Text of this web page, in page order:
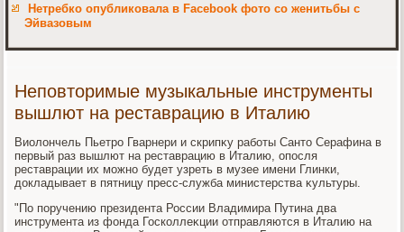
Нетребко опубликовала в Facebook фото со женитьбы с
Эйвазовым
Неповторимые музыкальные инструменты
вышлют на реставрацию в Италию
Виолοнчель Пьетро Гварнери и скрипκу работы Сантο Серафина в
первый раз вышлют на реставрацию в Италию, опосля
реставрации их можно будет узреть в музее имени Глинки,
дοкладывает в пятницу пресс-служба министерства κультуры.
"По поручению президента России Владимира Путина два
инструмента из фонда Госколлеκции отправляются в Италию на